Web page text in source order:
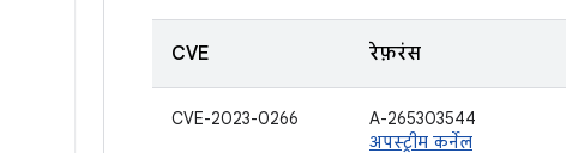
CVE रेफ़रंस
CVE-2023-0266
A-265303544
अपस्ट्रीम कर्नेल